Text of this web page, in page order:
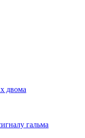
двома
гальма